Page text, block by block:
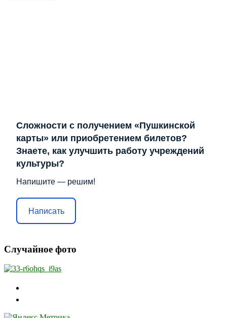
Сложности с получением «Пушкинской
карты» или приобретением билетов?
Знаете, как улучшить работу учреждений
культуры?
Напишите — решим!
Написать
Случайное фото